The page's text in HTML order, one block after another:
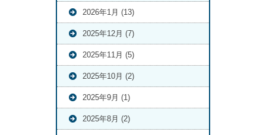
2026年1月 (13)
2025年12月 (7)
2025年11月 (5)
2025年10月 (2)
2025年9月 (1)
2025年8月 (2)